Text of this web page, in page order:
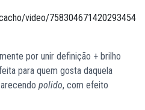
video/758304671420293454
por unir definição + brilho
para quem gosta daquela
polido, com efeito